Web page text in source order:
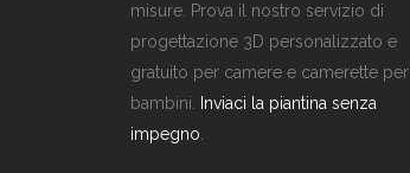
misure. Prova il nostro servizio di
progettazione 3D personalizzato e
gratuito per camere e camerette per
bambini.
Inviaci la piantina senza
impegno